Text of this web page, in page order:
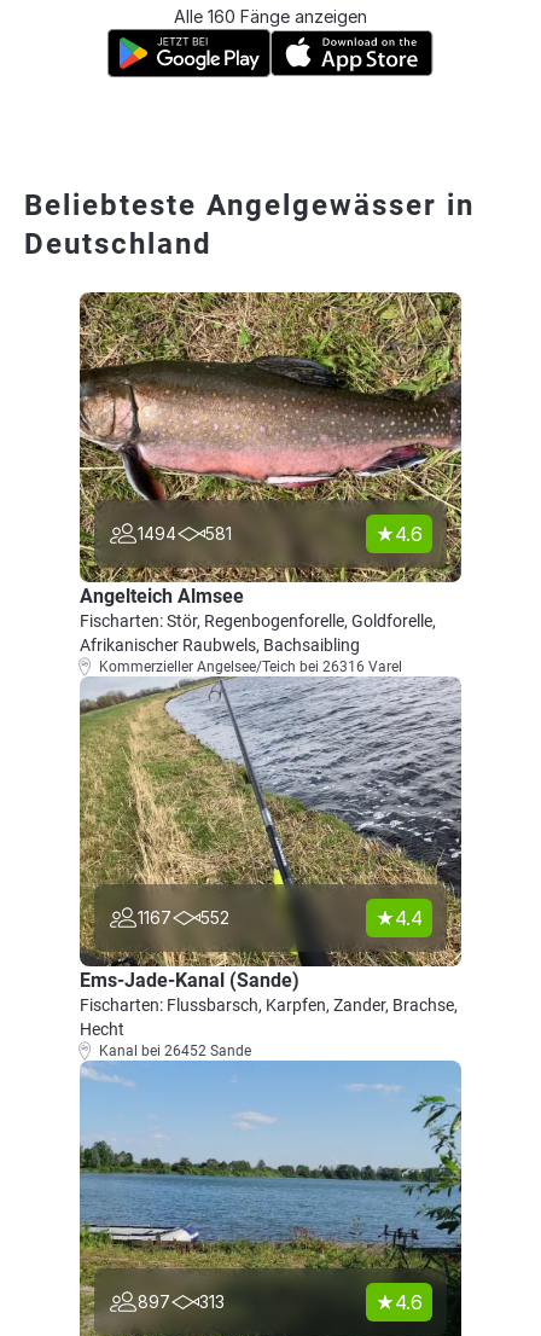
Alle 160 Fänge anzeigen
Beliebteste Angelgewässer in
Deutschland
1494 581 4.6
Angelteich Almsee
Fischarten: Stör, Regenbogenforelle, Goldforelle,
Afrikanischer Raubwels, Bachsaibling
Kommerzieller Angelsee/Teich bei 26316 Varel
1167 552 4.4
Ems-Jade-Kanal (Sande)
Fischarten: Flussbarsch, Karpfen, Zander, Brachse,
Hecht
Kanal bei 26452 Sande
897 313 4.6